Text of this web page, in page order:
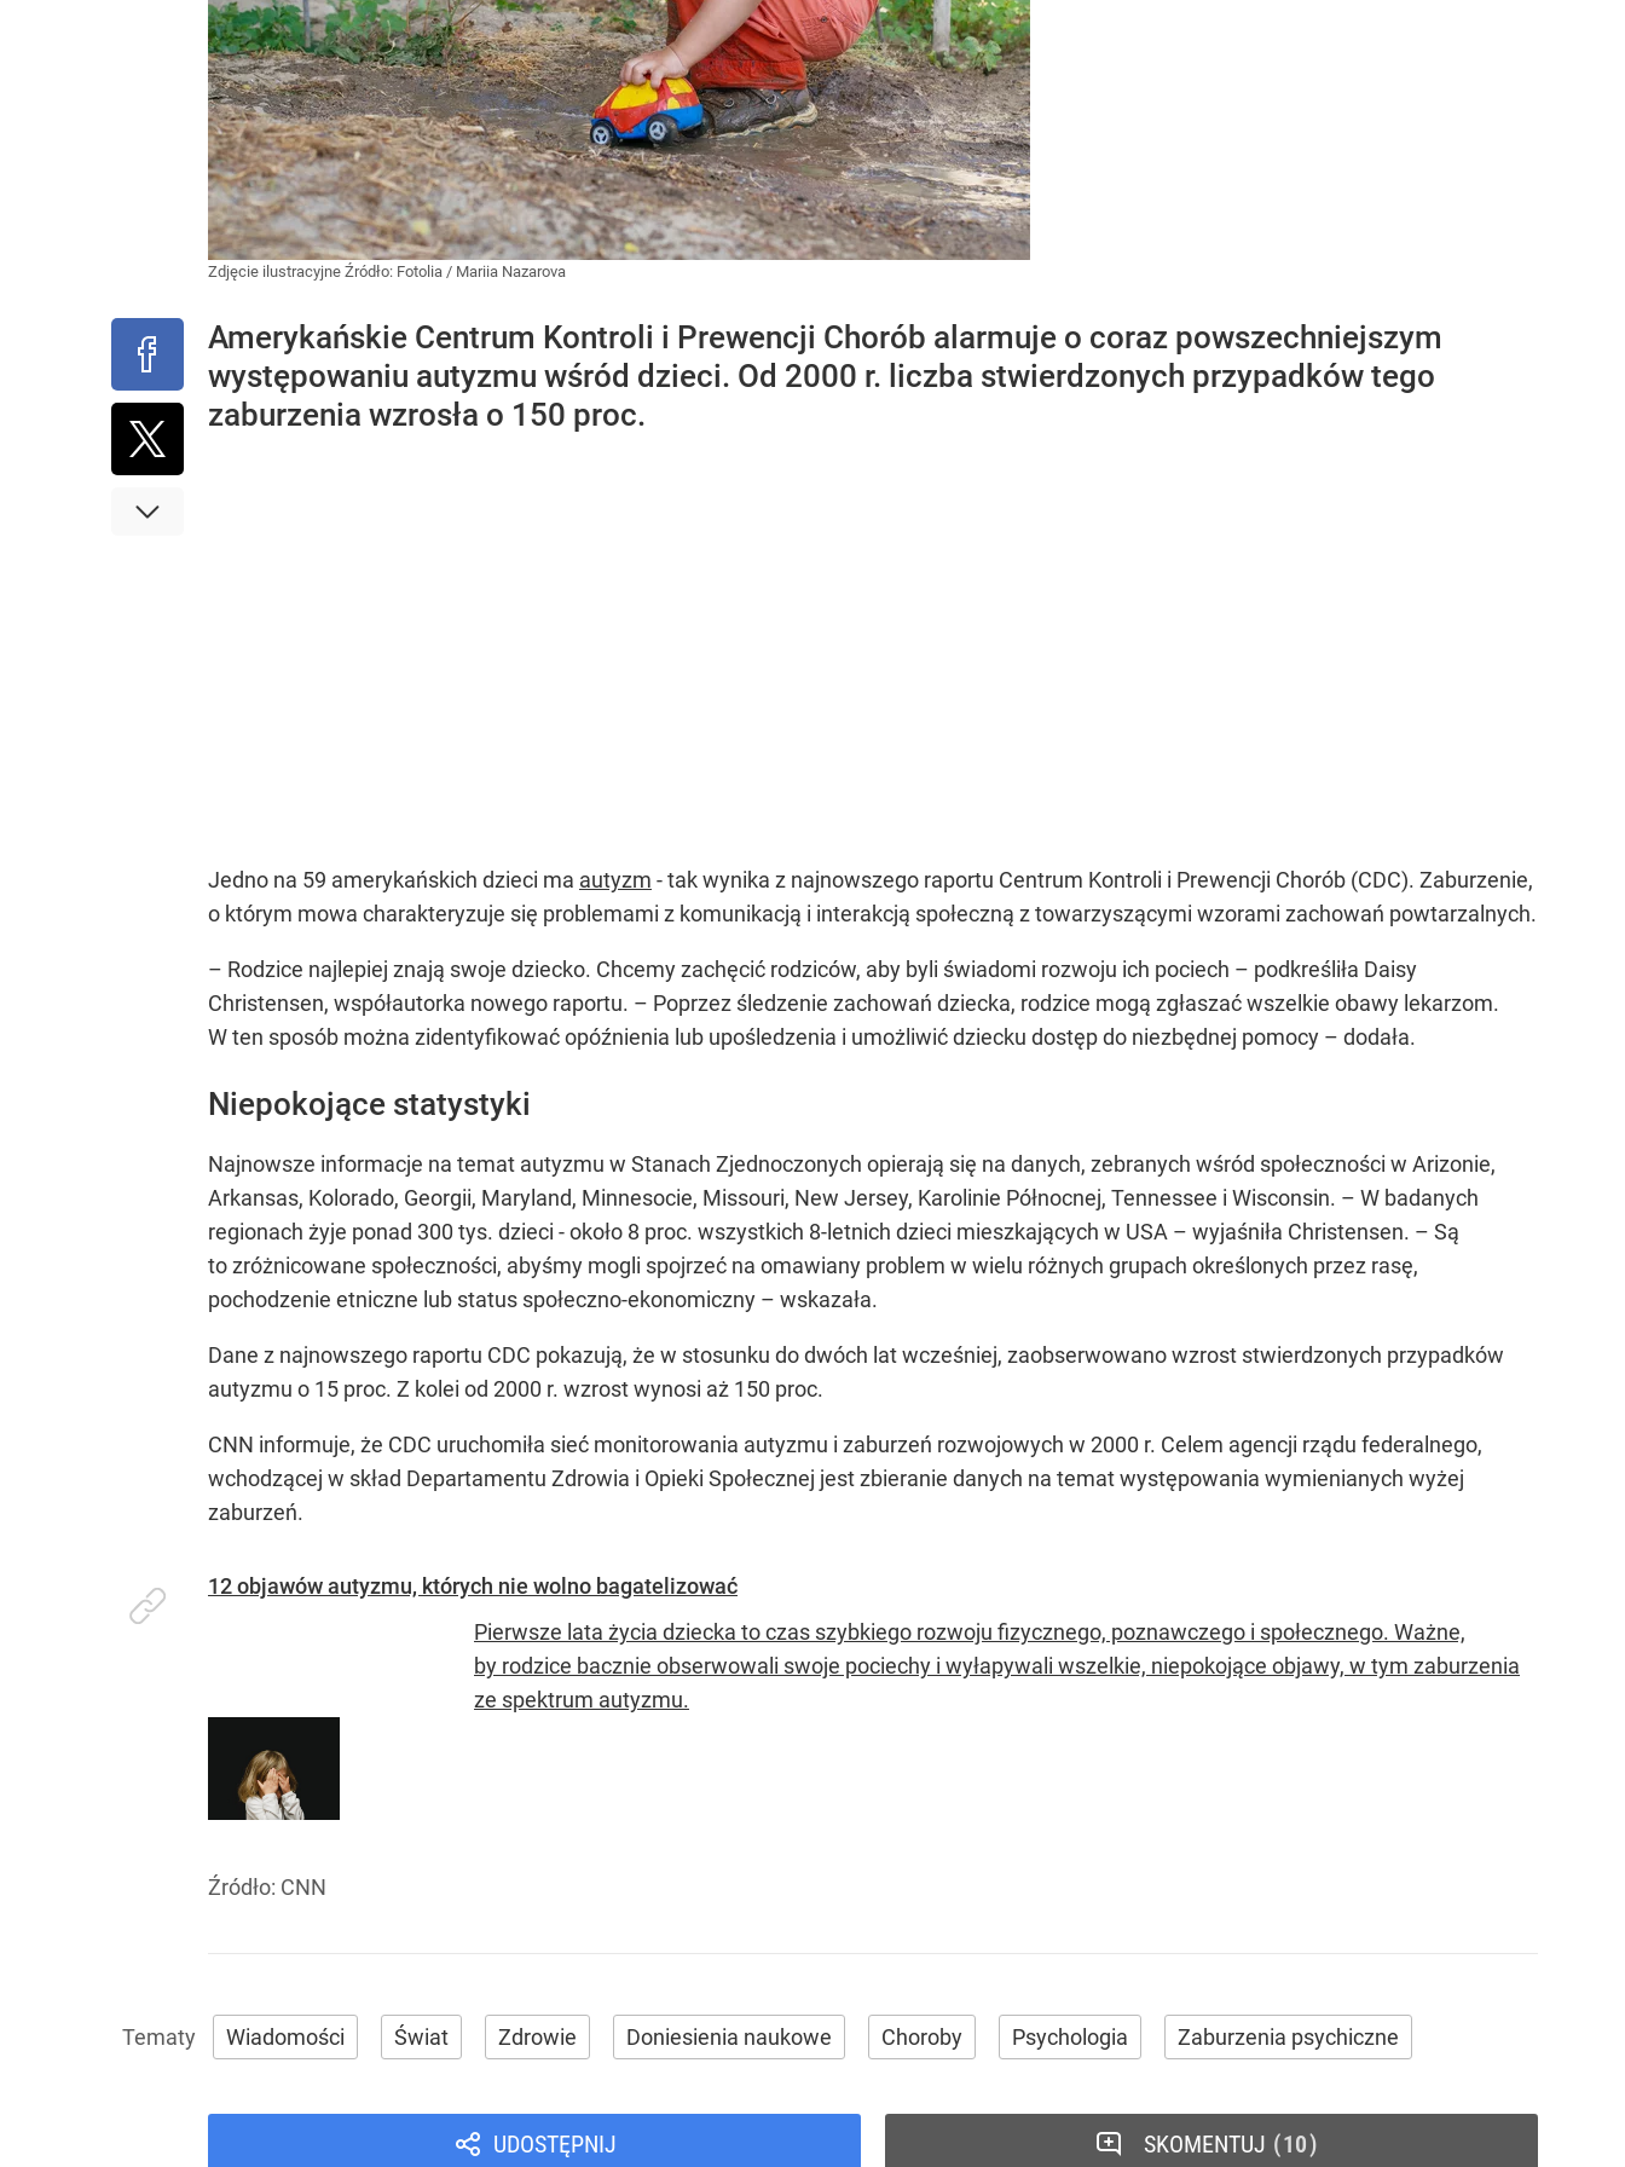
Zdjęcie ilustracyjne Źródło: Fotolia / Mariia Nazarova
Amerykańskie Centrum Kontroli i Prewencji Chorób alarmuje o coraz powszechniejszym
występowaniu autyzmu wśród dzieci. Od 2000 r. liczba stwierdzonych przypadków tego
zaburzenia wzrosła o 150 proc.
Jedno na 59 amerykańskich dzieci ma autyzm - tak wynika z najnowszego raportu Centrum Kontroli i Prewencji Chorób (CDC). Zaburzenie,
o którym mowa charakteryzuje się problemami z komunikacją i interakcją społeczną z towarzyszącymi wzorami zachowań powtarzalnych.
– Rodzice najlepiej znają swoje dziecko. Chcemy zachęcić rodziców, aby byli świadomi rozwoju ich pociech – podkreśliła Daisy
Christensen, współautorka nowego raportu. – Poprzez śledzenie zachowań dziecka, rodzice mogą zgłaszać wszelkie obawy lekarzom.
W ten sposób można zidentyfikować opóźnienia lub upośledzenia i umożliwić dziecku dostęp do niezbędnej pomocy – dodała.
Niepokojące statystyki
Najnowsze informacje na temat autyzmu w Stanach Zjednoczonych opierają się na danych, zebranych wśród społeczności w Arizonie,
Arkansas, Kolorado, Georgii, Maryland, Minnesocie, Missouri, New Jersey, Karolinie Północnej, Tennessee i Wisconsin. – W badanych
regionach żyje ponad 300 tys. dzieci - około 8 proc. wszystkich 8-letnich dzieci mieszkających w USA – wyjaśniła Christensen. – Są
to zróżnicowane społeczności, abyśmy mogli spojrzeć na omawiany problem w wielu różnych grupach określonych przez rasę,
pochodzenie etniczne lub status społeczno-ekonomiczny – wskazała.
Dane z najnowszego raportu CDC pokazują, że w stosunku do dwóch lat wcześniej, zaobserwowano wzrost stwierdzonych przypadków
autyzmu o 15 proc. Z kolei od 2000 r. wzrost wynosi aż 150 proc.
CNN informuje, że CDC uruchomiła sieć monitorowania autyzmu i zaburzeń rozwojowych w 2000 r. Celem agencji rządu federalnego,
wchodzącej w skład Departamentu Zdrowia i Opieki Społecznej jest zbieranie danych na temat występowania wymienianych wyżej
zaburzeń.
12 objawów autyzmu, których nie wolno bagatelizować
Pierwsze lata życia dziecka to czas szybkiego rozwoju fizycznego, poznawczego i społecznego. Ważne,
by rodzice bacznie obserwowali swoje pociechy i wyłapywali wszelkie, niepokojące objawy, w tym zaburzenia
ze spektrum autyzmu.
Źródło: CNN
Wiadomości Świat Zdrowie Doniesienia naukowe Choroby Psychologia Zaburzenia psychiczne
UDOSTĘPNIJ SKOMENTUJ 10